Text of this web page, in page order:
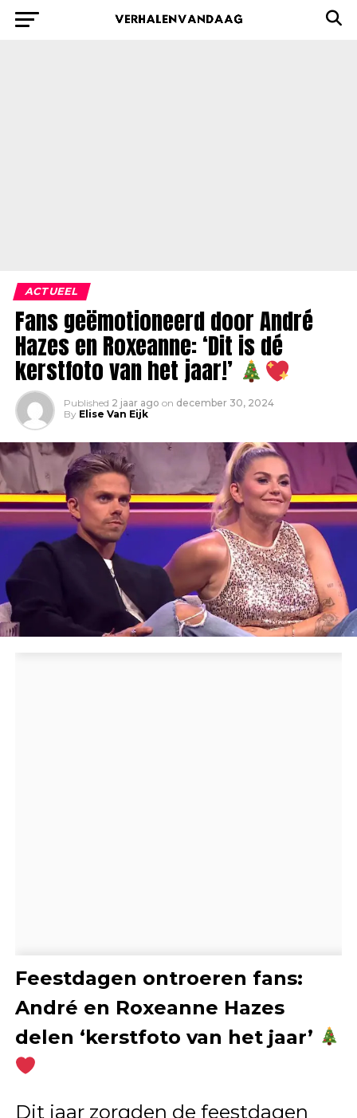
ACTUEEL
Fans geëmotioneerd door André
Hazes en Roxeanne: ‘Dit is dé
kerstfoto van het jaar!’
Published 2 jaar ago on december 30, 2024
By Elise Van Eijk
Feestdagen ontroeren fans:
André en Roxeanne Hazes
delen ‘kerstfoto van het jaar’
Dit jaar zorgden de feestdagen